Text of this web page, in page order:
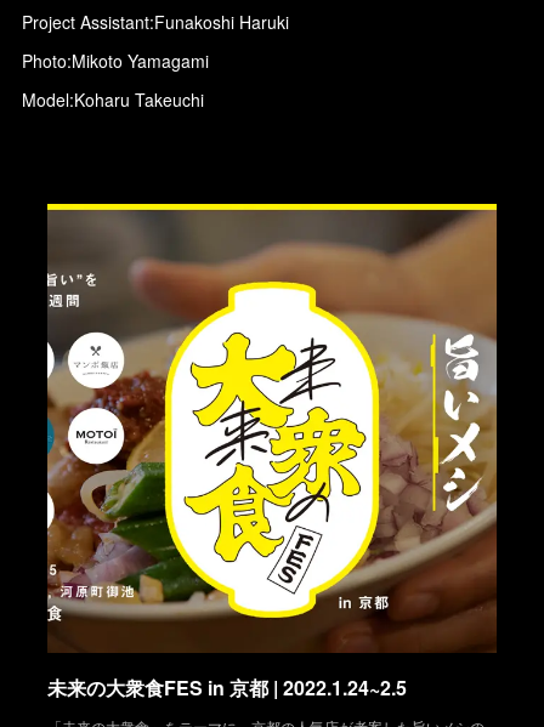
Project Assistant:Funakoshi Haruki
Photo:Mikoto Yamagami
Model:Koharu Takeuchi
未来の大衆食FES in 京都 | 2022.1.24~2.5